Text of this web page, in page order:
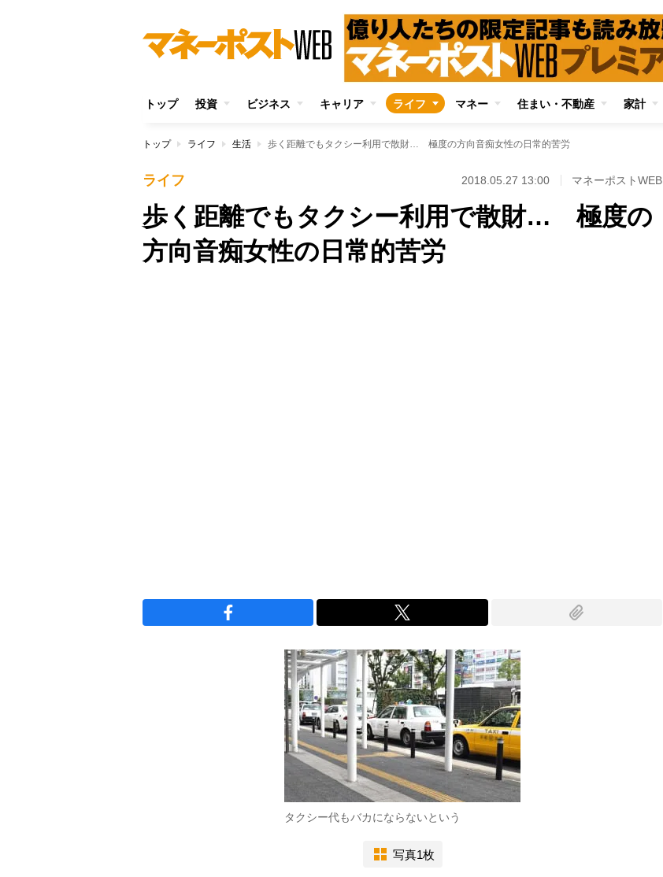
トップ 投資 ビジネス キャリア ライフ マネー 住まい・不動産 家計
トップ ライフ 生活 歩く距離でもタクシー利用で散財… 極度の方向音痴女性の日常的苦労
ライフ 2018.05.27 13:00 マネーポストWEB
歩く距離でもタクシー利用で散財… 極度の
方向音痴女性の日常的苦労
タクシー代もバカにならないという
写真1枚